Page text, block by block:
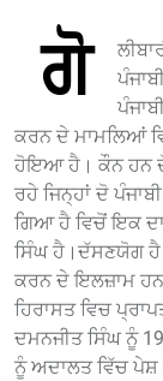
ਗੋ
ਕਰਨ ਦੇ ਮਾਮਲਿਆਂ
ਹੋਇਆ ਹੈ। ਕੌਨ ਹਨ
ਰਹੇ ਜਿਨ੍ਹਾਂ ਦੋ
ਗਿਆ ਹੈ ਵਿਚੋਂ ਇਕ
ਸਿੰਘ ਹੈ।ਦੱਸਣਯੋਗ ਹੈ
ਕਰਨ ਦੇ ਇਲਜ਼ਾਮ ਹਨ
ਹਿਰਾਸਤ ਵਿਚ
ਦਮਨਜੀਤ ਸਿੰਘ ਨੂੰ
ਨੂੰ ਅਦਾਲਤ ਵਿੱਚ ਪੇਸ਼